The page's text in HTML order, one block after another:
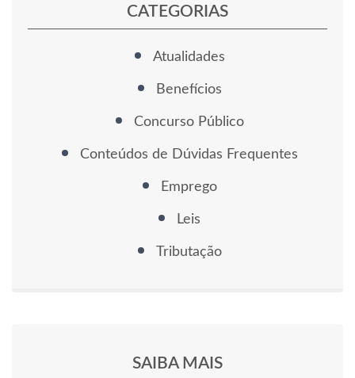
CATEGORIAS
Atualidades
Benefícios
Concurso Público
Conteúdos de Dúvidas Frequentes
Emprego
Leis
Tributação
SAIBA MAIS